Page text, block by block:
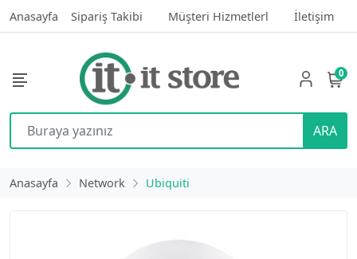
Anasayfa Sipariş Takibi Müşteri Hizmetlerl İletişim
ARA
0
Anasayfa Network Ubiquiti